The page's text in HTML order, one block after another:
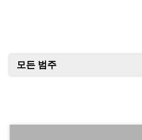
모든 범주